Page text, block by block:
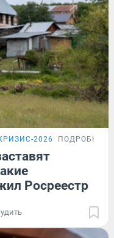
2026
Росреестр